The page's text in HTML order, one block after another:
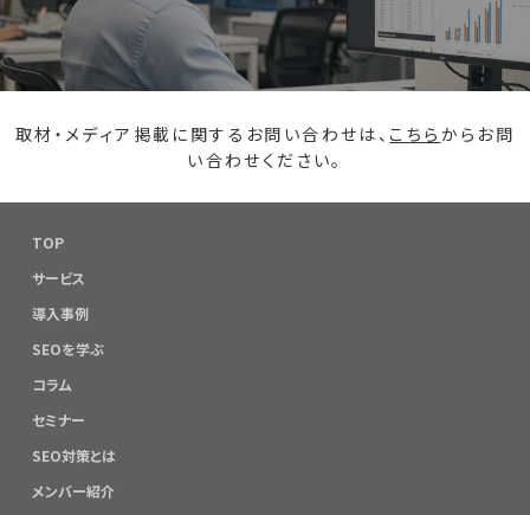
取材・メディア掲載に関するお問い合わせは、 こちら からお問
い合わせください。
TOP
サービス
導入事例
SEOを学ぶ
コラム
セミナー
SEO対策とは
メンバー紹介